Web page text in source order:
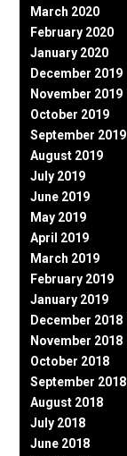
March 2020
February 2020
January 2020
December 2019
November 2019
October 2019
September 2019
August 2019
July 2019
June 2019
May 2019
April 2019
March 2019
February 2019
January 2019
December 2018
November 2018
October 2018
September 2018
August 2018
July 2018
June 2018